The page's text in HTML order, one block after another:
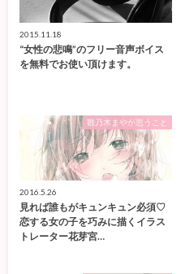
2015.11.18
“女性の悲鳴”のフリー音声ボイス
を無料でお使い頂けます。
雛乃木まやが思うこと
2016.5.26
見れば誰もがキュンキュン必須♡
恋する女の子を巧みに描くイラス
トレーター花芽宮…